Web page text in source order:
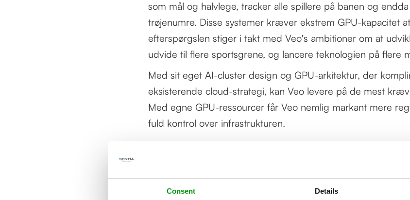
Consent Details
som mål og halvlege, tracker alle spillere på banen og
trøjenumre. Disse systemer kræver ekstrem GPU-kapacitet
efterspørgslen stiger i takt med Veo's ambitioner om at
udvide til flere sportsgrene, og lancere teknologien på flere
Med sit eget AI-cluster design og GPU-arkitektur, der
eksisterende cloud-strategi, kan Veo levere på de mest
Med egne GPU-ressourcer får Veo nemlig markant mere
fuld kontrol over infrastrukturen.
"I en tid, hvor teknologi og AI spiller en afgørende
med at bygge vores eget AI compute cluster har